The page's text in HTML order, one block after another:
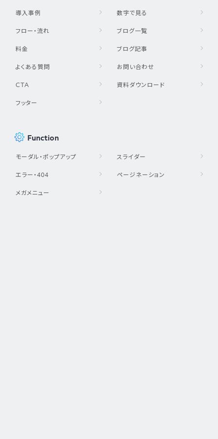
導入事例
フロー・流れ
料金
よくある質問
CTA
フッター
数字で見る
ブログ一覧
ブログ記事
お問い合わせ
資料ダウンロード
Function
モーダル・ポップアップ
エラー・404
メガメニュー
スライダー
ページネーション